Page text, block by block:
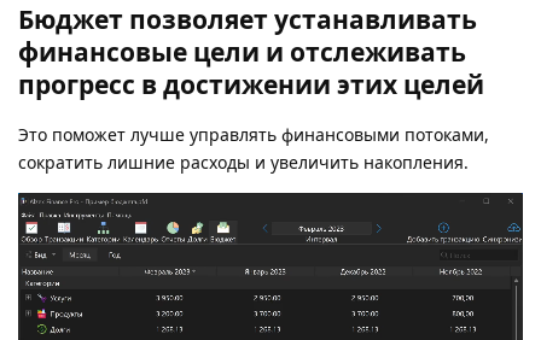
Бюджет позволяет устанавливать
финансовые цели и отслеживать
прогресс в достижении этих целей
Это поможет лучше управлять финансовыми потоками,
сократить лишние расходы и увеличить накопления.